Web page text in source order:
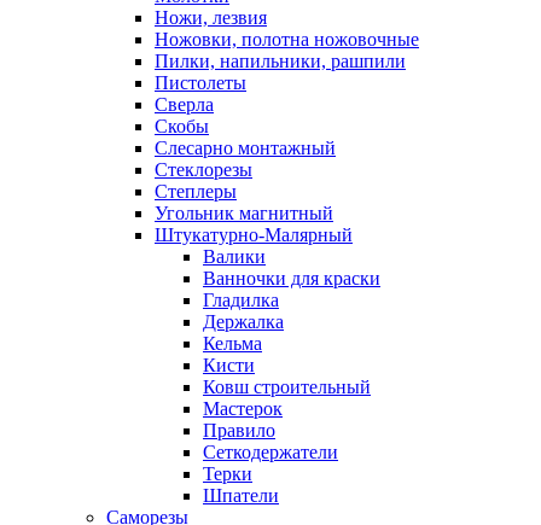
Ножи, лезвия
Ножовки, полотна ножовочные
Пилки, напильники, рашпили
Пистолеты
Сверла
Скобы
Слесарно монтажный
Стеклорезы
Степлеры
Угольник магнитный
Штукатурно-Малярный
Валики
Ванночки для краски
Гладилка
Держалка
Кельма
Кисти
Ковш строительный
Мастерок
Правило
Сеткодержатели
Терки
Шпатели
Саморезы